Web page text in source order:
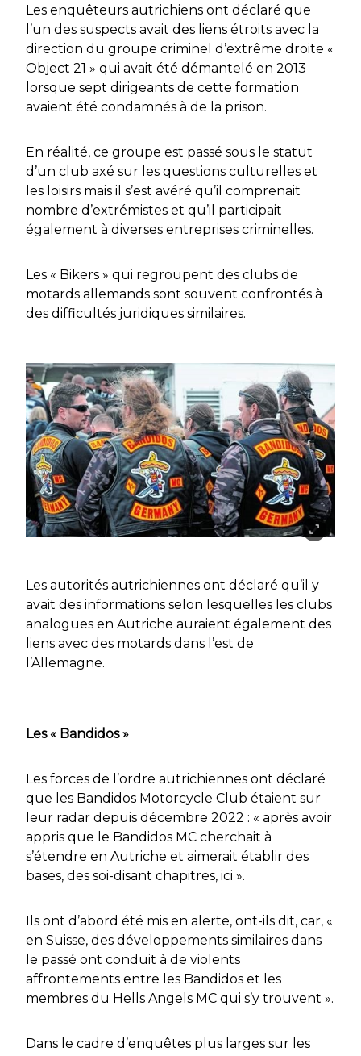
Les enquêteurs autrichiens ont déclaré que
l’un des suspects avait des liens étroits avec la
direction du groupe criminel d’extrême droite «
Object 21 » qui avait été démantelé en 2013
lorsque sept dirigeants de cette formation
avaient été condamnés à de la prison.
En réalité, ce groupe est passé sous le statut
d’un club axé sur les questions culturelles et
les loisirs mais il s’est avéré qu’il comprenait
nombre d’extrémistes et qu’il participait
également à diverses entreprises criminelles.
Les « Bikers » qui regroupent des clubs de
motards allemands sont souvent confrontés à
des difficultés juridiques similaires.
Les autorités autrichiennes ont déclaré qu’il y
avait des informations selon lesquelles les clubs
analogues en Autriche auraient également des
liens avec des motards dans l’est de
l’Allemagne.
Les « Bandidos »
Les forces de l’ordre autrichiennes ont déclaré
que les Bandidos Motorcycle Club étaient sur
leur radar depuis décembre 2022 : « après avoir
appris que le Bandidos MC cherchait à
s’étendre en Autriche et aimerait établir des
bases, des soi-disant chapitres, ici ».
Ils ont d’abord été mis en alerte, ont-ils dit, car, «
en Suisse, des développements similaires dans
le passé ont conduit à de violents
affrontements entre les Bandidos et les
membres du Hells Angels MC qui s’y trouvent ».
Dans le cadre d’enquêtes plus larges sur les